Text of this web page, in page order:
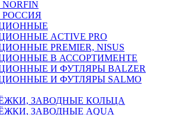
РОССИЯ
ACTIVE PRO
PREMIER, NISUS
В АССОРТИМЕНТЕ
И ФУТЛЯРЫ BALZER
И ФУТЛЯРЫ SALMO
ЗАВОДНЫЕ КОЛЬЦА
ЗАВОДНЫЕ AQUA